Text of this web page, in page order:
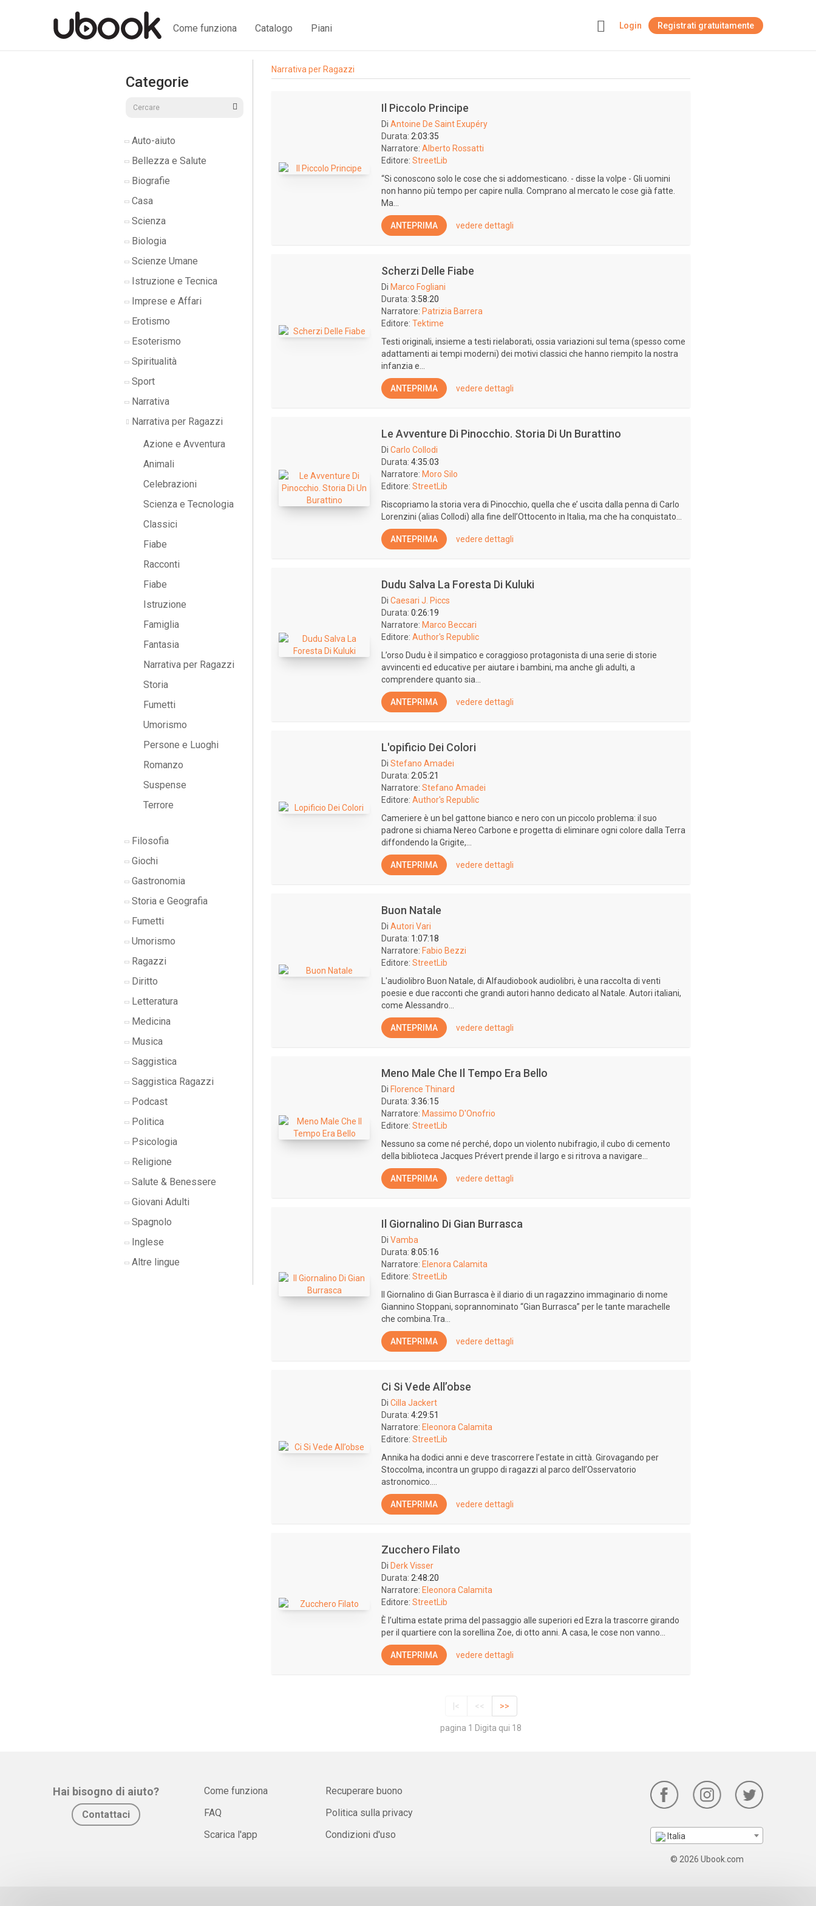
Come funziona Catalogo Piani Login Registrati gratuitamente
Categorie
Auto-aiuto
Bellezza e Salute
Biografie
Casa
Scienza
Biologia
Scienze Umane
Istruzione e Tecnica
Imprese e Affari
Erotismo
Esoterismo
Spiritualità
Sport
Narrativa
Narrativa per Ragazzi
Azione e Avventura
Animali
Celebrazioni
Scienza e Tecnologia
Classici
Fiabe
Racconti
Fiabe
Istruzione
Famiglia
Fantasia
Narrativa per Ragazzi
Storia
Fumetti
Umorismo
Persone e Luoghi
Romanzo
Suspense
Terrore
Filosofia
Giochi
Gastronomia
Storia e Geografia
Fumetti
Umorismo
Ragazzi
Diritto
Letteratura
Medicina
Musica
Saggistica
Saggistica Ragazzi
Podcast
Politica
Psicologia
Religione
Salute & Benessere
Giovani Adulti
Spagnolo
Inglese
Altre lingue
Narrativa per Ragazzi
Il Piccolo Principe
Di Antoine De Saint Exupéry
Durata: 2:03:35
Narratore: Alberto Rossatti
Editore: StreetLib
“Si conoscono solo le cose che si addomesticano. - disse la volpe - Gli uomini
non hanno più tempo per capire nulla. Comprano al mercato le cose già fatte.
Ma...
ANTEPRIMA vedere dettagli
Scherzi Delle Fiabe
Di Marco Fogliani
Durata: 3:58:20
Narratore: Patrizia Barrera
Editore: Tektime
Testi originali, insieme a testi rielaborati, ossia variazioni sul tema (spesso come
adattamenti ai tempi moderni) dei motivi classici che hanno riempito la nostra
infanzia e...
ANTEPRIMA vedere dettagli
Le Avventure Di Pinocchio. Storia Di Un Burattino
Di Carlo Collodi
Durata: 4:35:03
Narratore: Moro Silo
Editore: StreetLib
Riscopriamo la storia vera di Pinocchio, quella che e’ uscita dalla penna di Carlo
Lorenzini (alias Collodi) alla fine dell’Ottocento in Italia, ma che ha conquistato...
ANTEPRIMA vedere dettagli
Dudu Salva La Foresta Di Kuluki
Di Caesari J. Piccs
Durata: 0:26:19
Narratore: Marco Beccari
Editore: Author's Republic
L’orso Dudu è il simpatico e coraggioso protagonista di una serie di storie
avvincenti ed educative per aiutare i bambini, ma anche gli adulti, a
comprendere quanto sia...
ANTEPRIMA vedere dettagli
L'opificio Dei Colori
Di Stefano Amadei
Durata: 2:05:21
Narratore: Stefano Amadei
Editore: Author's Republic
Cameriere è un bel gattone bianco e nero con un piccolo problema: il suo
padrone si chiama Nereo Carbone e progetta di eliminare ogni colore dalla Terra
diffondendo la Grigite,...
ANTEPRIMA vedere dettagli
Buon Natale
Di Autori Vari
Durata: 1:07:18
Narratore: Fabio Bezzi
Editore: StreetLib
L'audiolibro Buon Natale, di Alfaudiobook audiolibri, è una raccolta di venti
poesie e due racconti che grandi autori hanno dedicato al Natale. Autori italiani,
come Alessandro...
ANTEPRIMA vedere dettagli
Meno Male Che Il Tempo Era Bello
Di Florence Thinard
Durata: 3:36:15
Narratore: Massimo D'Onofrio
Editore: StreetLib
Nessuno sa come né perché, dopo un violento nubifragio, il cubo di cemento
della biblioteca Jacques Prévert prende il largo e si ritrova a navigare...
ANTEPRIMA vedere dettagli
Il Giornalino Di Gian Burrasca
Di Vamba
Durata: 8:05:16
Narratore: Elenora Calamita
Editore: StreetLib
Il Giornalino di Gian Burrasca è il diario di un ragazzino immaginario di nome
Giannino Stoppani, soprannominato “Gian Burrasca” per le tante marachelle
che combina.Tra...
ANTEPRIMA vedere dettagli
Ci Si Vede All’obse
Di Cilla Jackert
Durata: 4:29:51
Narratore: Eleonora Calamita
Editore: StreetLib
Annika ha dodici anni e deve trascorrere l’estate in città. Girovagando per
Stoccolma, incontra un gruppo di ragazzi al parco dell’Osservatorio
astronomico....
ANTEPRIMA vedere dettagli
Zucchero Filato
Di Derk Visser
Durata: 2:48:20
Narratore: Eleonora Calamita
Editore: StreetLib
È l’ultima estate prima del passaggio alle superiori ed Ezra la trascorre girando
per il quartiere con la sorellina Zoe, di otto anni. A casa, le cose non vanno...
ANTEPRIMA vedere dettagli
|< << >>
pagina 1 Digita qui 18
Hai bisogno di aiuto?
Contattaci
Come funziona
FAQ
Scarica l'app
Recuperare buono
Politica sulla privacy
Condizioni d'uso
Italia
© 2026 Ubook.com